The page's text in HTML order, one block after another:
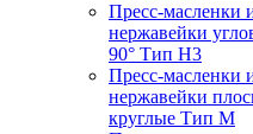
Пресс-масленки
нержавейки
90° Тип H3
Пресс-масленки
нержавейки
круглые Тип M